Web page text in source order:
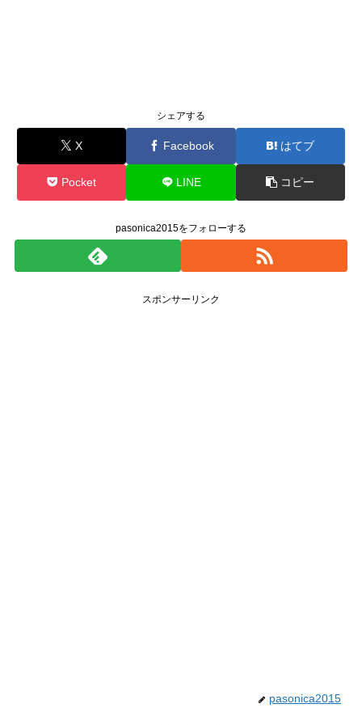
シェアする
X Facebook はてブ
Pocket LINE コピー
pasonica2015をフォローする
スポンサーリンク
pasonica2015